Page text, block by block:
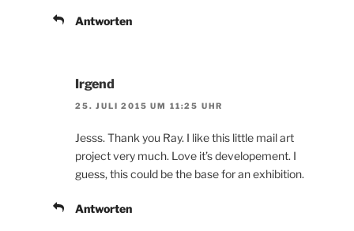
Antworten
Irgend
25. JULI 2015 UM 11:25 UHR
Jesss. Thank you Ray. I like this little mail art
project very much. Love it’s developement. I
guess, this could be the base for an exhibition.
Antworten